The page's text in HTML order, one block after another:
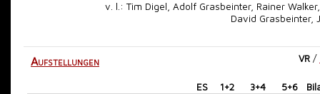
v. l.: Tim Digel, Adolf Grasbeinter, Rainer
David Grasbeinter,
VR /
Aufstellungen
ES 1+2 3+4 5+6